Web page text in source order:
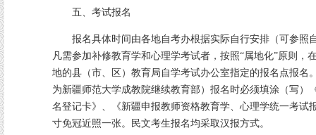
五、考试报名
报名具体时间由各地自考办根据实际自行安排（可参照
凡需参加补修教育学和心理学考试者，按照“属地化”原则，
地的县（市、区）教育局自学考试办公室指定的报名点报名
为新疆师范大学成教院继续教育部）报名时必须填涂（写）
名登记卡》、《新疆申报教师资格教育学、心理学统一考试
寸免冠近照一张。民文考生报名均采取汉报方式。